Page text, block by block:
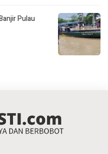
Pulau